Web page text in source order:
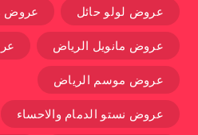
عروض لولو حائل عروض
عروض مانويل الرياض
عروض موسم الرياض
عروض نستو الدمام والاحساء